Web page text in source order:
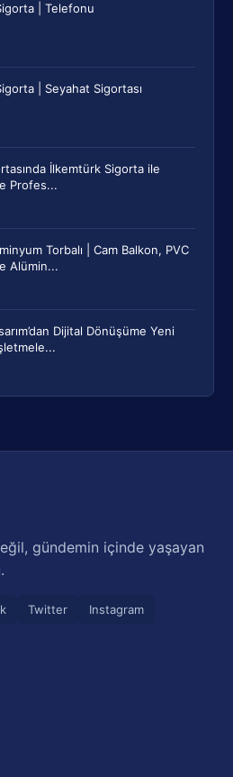
| Telefonu
| Seyahat Sigortası
İlkemtürk Sigorta ile
Profes...
Torbalı | Cam Balkon, PVC
Alümin...
Dijital Dönüşüme Yeni
gündemin içinde yaşayan
Twitter
Instagram